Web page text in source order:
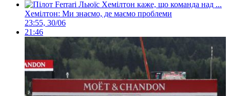
Хемілтон: Ми знаємо, де маємо проблеми
23:55, 30/06
21:46